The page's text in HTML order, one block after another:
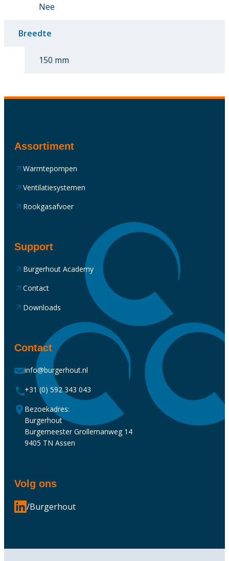
Nee
Breedte
150 mm
Assortiment
Warmtepompen
Ventilatiesystemen
Rookgasafvoer
Support
Burgerhout Academy
Contact
Downloads
Contact
info@burgerhout.nl
+31 (0) 592 343 043
Bezoekadres:
Burgerhout
Burgemeester Grollemanweg 14
9405 TN Assen
Volg ons
/Burgerhout